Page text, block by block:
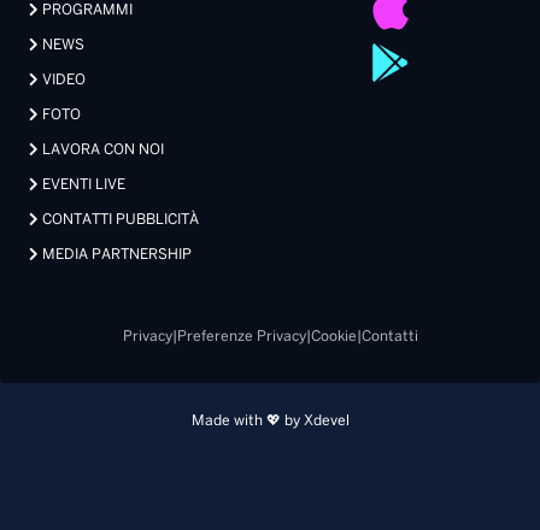
PROGRAMMI
NEWS
VIDEO
FOTO
LAVORA CON NOI
EVENTI LIVE
CONTATTI PUBBLICITÀ
MEDIA PARTNERSHIP
Privacy| Preferenze Privacy| Cookie Contatti
Made with 💖 by Xdevel